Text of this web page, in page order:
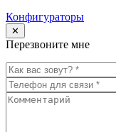
Конфигураторы
✕
Перезвоните мне